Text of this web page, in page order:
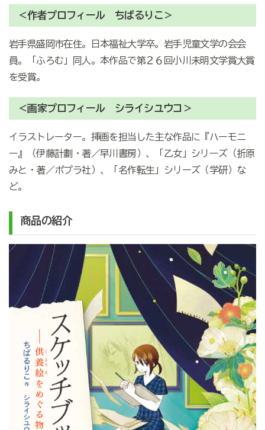
＜作者プロフィール ちばるりこ＞
岩手県盛岡市在住。日本福祉大学卒。岩手児童文学の会会
員。「ふろむ」同人。本作品で第２６回小川未明文学賞大賞
を受賞。
＜画家プロフィール シライシユウコ＞
イラストレーター。挿画を担当した主な作品に『ハーモニ
ー』（伊藤計劃・著／早川書房）、「乙女」シリーズ（折原
みと・著／ポプラ社）、「名作転生」シリーズ（学研）な
ど。
商品の紹介